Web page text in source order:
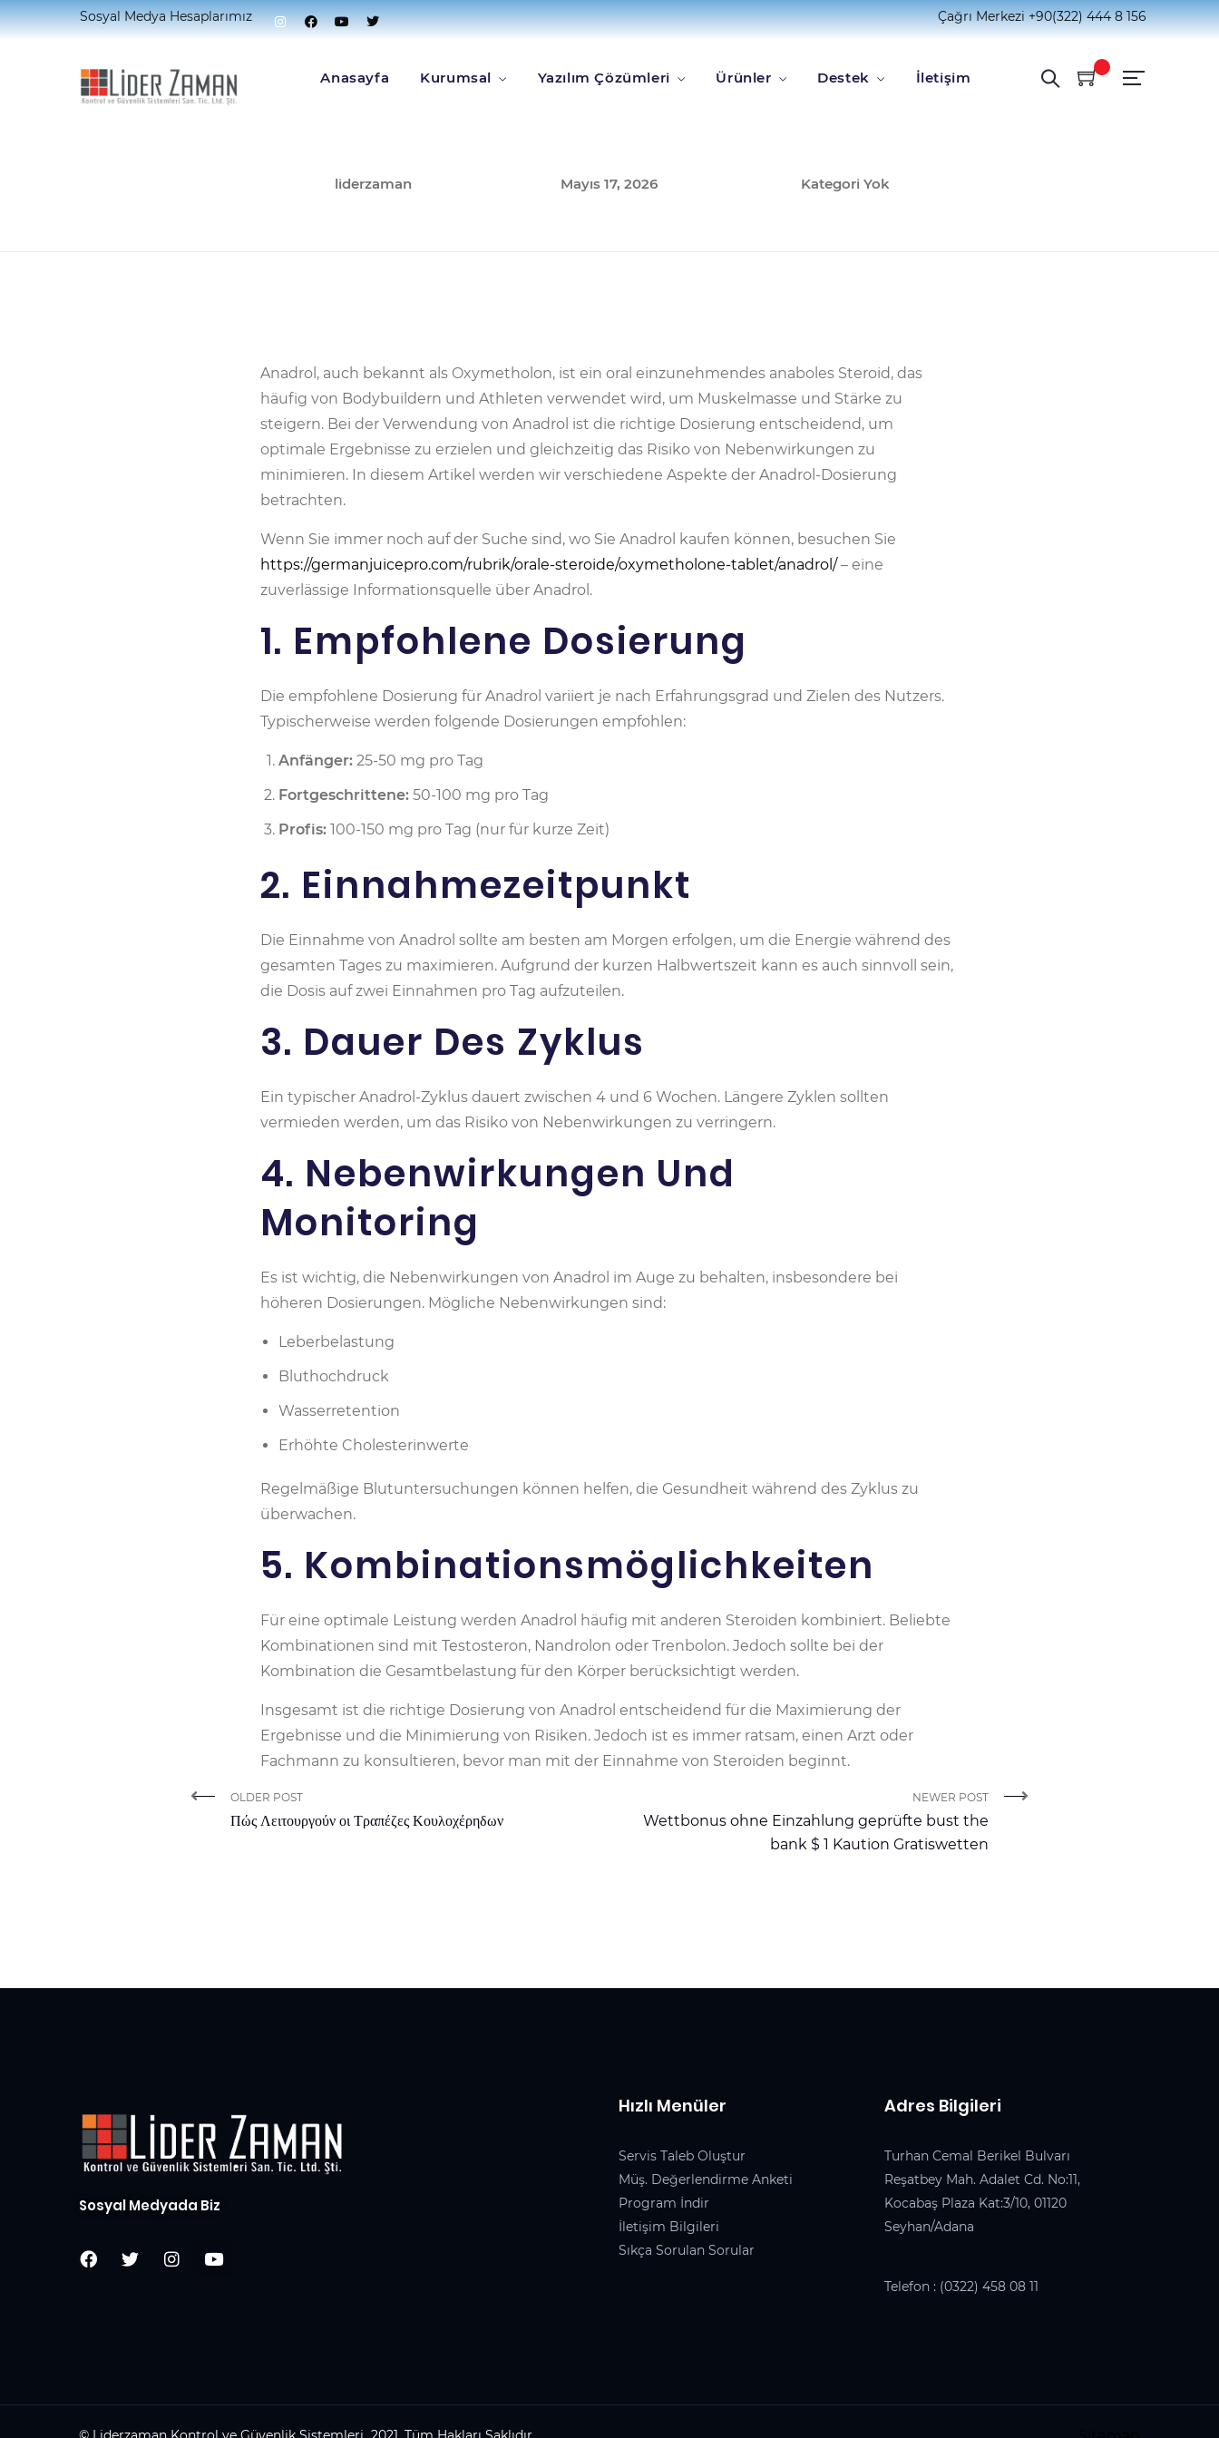
Sosyal Medya Hesaplarımız Çağrı Merkezi+90(322) 444 8 156
Anasayfa Kurumsal Yazılım Çözümleri Ürünler Destek İletişim
liderzaman Mayıs 17, 2026 Kategori Yok
Anadrol, auch bekannt als Oxymetholon, ist ein oral einzunehmendes anaboles Steroid, das
häufig von Bodybuildern und Athleten verwendet wird, um Muskelmasse und Stärke zu
steigern. Bei der Verwendung von Anadrol ist die richtige Dosierung entscheidend, um
optimale Ergebnisse zu erzielen und gleichzeitig das Risiko von Nebenwirkungen zu
minimieren. In diesem Artikel werden wir verschiedene Aspekte der Anadrol-Dosierung
betrachten.
Wenn Sie immer noch auf der Suche sind, wo Sie Anadrol kaufen können, besuchen Sie
https://germanjuicepro.com/rubrik/orale-steroide/oxymetholone-tablet/anadrol/– eine
zuverlässige Informationsquelle über Anadrol.
1. Empfohlene Dosierung
Die empfohlene Dosierung für Anadrol variiert je nach Erfahrungsgrad und Zielen des Nutzers.
Typischerweise werden folgende Dosierungen empfohlen:
Anfänger: 25-50 mg pro Tag
Fortgeschrittene: 50-100 mg pro Tag
Profis: 100-150 mg pro Tag (nur für kurze Zeit)
2. Einnahmezeitpunkt
Die Einnahme von Anadrol sollte am besten am Morgen erfolgen, um die Energie während des
gesamten Tages zu maximieren. Aufgrund der kurzen Halbwertszeit kann es auch sinnvoll sein,
die Dosis auf zwei Einnahmen pro Tag aufzuteilen.
3. Dauer Des Zyklus
Ein typischer Anadrol-Zyklus dauert zwischen 4 und 6 Wochen. Längere Zyklen sollten
vermieden werden, um das Risiko von Nebenwirkungen zu verringern.
4. Nebenwirkungen Und
Monitoring
Es ist wichtig, die Nebenwirkungen von Anadrol im Auge zu behalten, insbesondere bei
höheren Dosierungen. Mögliche Nebenwirkungen sind:
Leberbelastung
Bluthochdruck
Wasserretention
Erhöhte Cholesterinwerte
Regelmäßige Blutuntersuchungen können helfen, die Gesundheit während des Zyklus zu
überwachen.
5. Kombinationsmöglichkeiten
Für eine optimale Leistung werden Anadrol häufig mit anderen Steroiden kombiniert. Beliebte
Kombinationen sind mit Testosteron, Nandrolon oder Trenbolon. Jedoch sollte bei der
Kombination die Gesamtbelastung für den Körper berücksichtigt werden.
Insgesamt ist die richtige Dosierung von Anadrol entscheidend für die Maximierung der
Ergebnisse und die Minimierung von Risiken. Jedoch ist es immer ratsam, einen Arzt oder
Fachmann zu konsultieren, bevor man mit der Einnahme von Steroiden beginnt.
OLDER POST
Πώς Λειτουργούν οι Τραπέζες Κουλοχέρηδων
NEWER POST
Wettbonus ohne Einzahlung geprüfte bust the
bank $ 1 Kaution Gratiswetten
Sosyal Medyada Biz
Hızlı Menüler
Servis Taleb Oluştur
Müş. Değerlendirme Anketi
Program İndir
İletişim Bilgileri
Sıkça Sorulan Sorular
Adres Bilgileri
Turhan Cemal Berikel Bulvarı
Reşatbey Mah. Adalet Cd. No:11,
Kocabaş Plaza Kat:3/10, 01120
Seyhan/Adana
Telefon : (0322) 458 08 11